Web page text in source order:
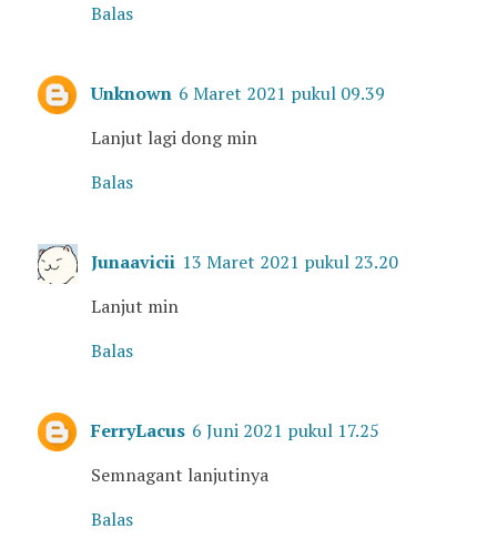
Balas
Unknown 6 Maret 2021 pukul 09.39
Lanjut lagi dong min
Balas
Junaavicii 13 Maret 2021 pukul 23.20
Lanjut min
Balas
FerryLacus 6 Juni 2021 pukul 17.25
Semnagant lanjutinya
Balas